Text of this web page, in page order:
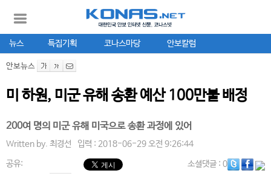
뉴스 특집기획 코나스마당 안보칼럼
안보뉴스
미 하원, 미군 유해 송환 예산 100만불 배정
200여 명의 미군 유해 미국으로 송환 과정에 있어
Written by. 최경선 입력 : 2018-06-29 오전 9:26:44
공유: 소셜댓글: 0